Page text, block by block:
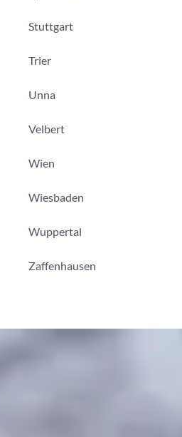
Stuttgart
Trier
Unna
Velbert
Wien
Wiesbaden
Wuppertal
Zaffenhausen